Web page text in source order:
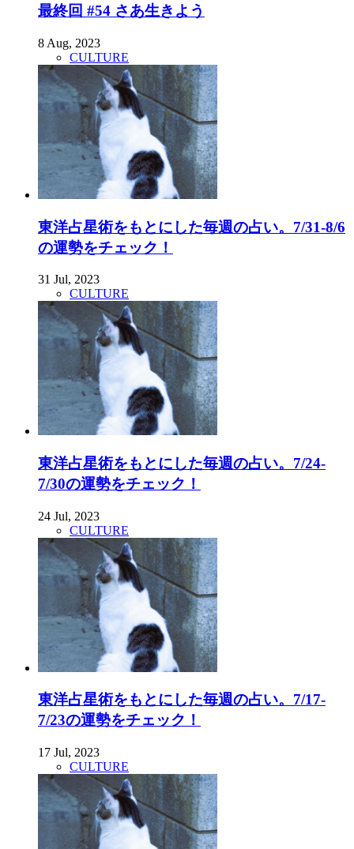
最終回 #54 さあ生きよう
8 Aug, 2023
CULTURE
東洋占星術をもとにした毎週の占い。7/31-8/6
の運勢をチェック！
31 Jul, 2023
CULTURE
東洋占星術をもとにした毎週の占い。7/24-
7/30の運勢をチェック！
24 Jul, 2023
CULTURE
東洋占星術をもとにした毎週の占い。7/17-
7/23の運勢をチェック！
17 Jul, 2023
CULTURE